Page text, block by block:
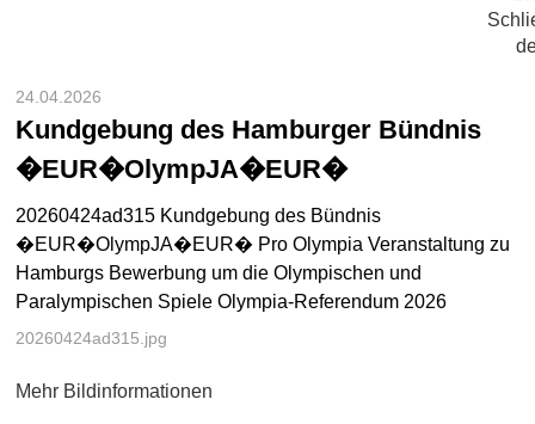
24.04.2026
Kundgebung des Hamburger Bündnis
�EUR�OlympJA�EUR�
20260424ad315 Kundgebung des Bündnis
�EUR�OlympJA�EUR� Pro Olympia Veranstaltung zu
Hamburgs Bewerbung um die Olympischen und
Paralympischen Spiele Olympia-Referendum 2026
20260424ad315.jpg
Mehr Bildinformationen